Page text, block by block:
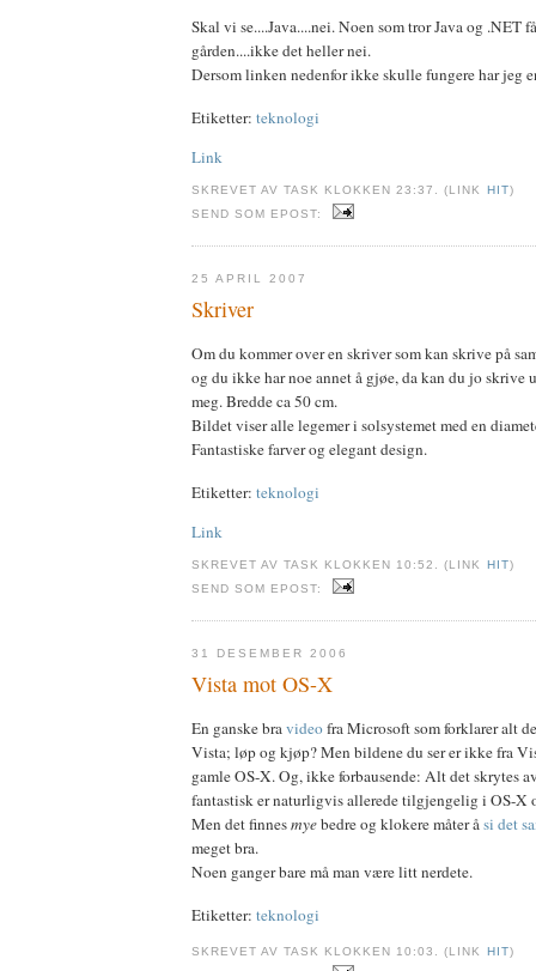
Skal vi se....Java....nei. Noen som tror Java og .NET
gården....ikke det heller nei.
Dersom linken nedenfor ikke skulle fungere har jeg
Etiketter: teknologi
Link
SKREVET AV TASK KLOKKEN 23:37. (LINK HIT)
SEND SOM EPOST:
25 APRIL 2007
Skriver
Om du kommer over en skriver som kan skrive på
og du ikke har noe annet å gjøe, da kan du jo skrive
meg. Bredde ca 50 cm.
Bildet viser alle legemer i solsystemet med en
Fantastiske farver og elegant design.
Etiketter: teknologi
Link
SKREVET AV TASK KLOKKEN 10:52. (LINK HIT)
SEND SOM EPOST:
31 DESEMBER 2006
Vista mot OS-X
En ganske bravideofra Microsoft som forklarer alt
Vista; løp og kjøp? Men bildene du ser er ikke fra
gamle OS-X. Og, ikke forbausende: Alt det skrytes
fantastisk er naturligvis allerede tilgjengelig i OS-X
Men det finnesmyebedre og klokere måter åsi det
meget bra.
Noen ganger bare må man være litt nerdete.
Etiketter: teknologi
SKREVET AV TASK KLOKKEN 10:03. (LINK HIT)